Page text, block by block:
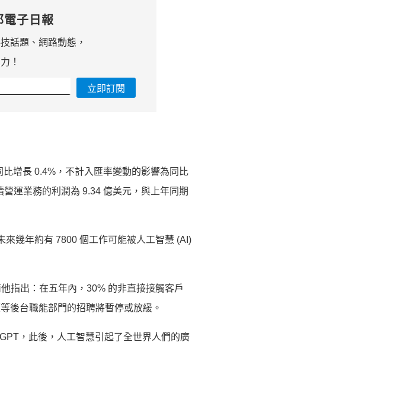
電子日報
話題、網路動態，
！
立即訂閱
增長 0.4%，不計入匯率變動的影響為同比
運業務的利潤為 9.34 億美元，與上年同期
來幾年約有 7800 個工作可能被人工智慧 (AI)
指出：在五年內，30% 的非直接接觸客戶
後台職能部門的招聘將暫停或放緩。
，此後，人工智慧引起了全世界人們的廣